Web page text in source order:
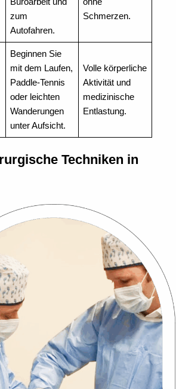
Büroarbeit und
zum
Autofahren.
ohne
Schmerzen.
Beginnen Sie
mit dem Laufen,
Paddle-Tennis
oder leichten
Wanderungen
unter Aufsicht.
Volle körperliche
Aktivität und
medizinische
Entlastung.
Techniken in